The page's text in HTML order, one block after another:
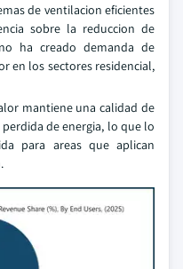
de ventilacion eficientes
sobre la reduccion de
ha creado demanda de
en los sectores residencial,
mantiene una calidad de
de energia, lo que lo
para areas que aplican